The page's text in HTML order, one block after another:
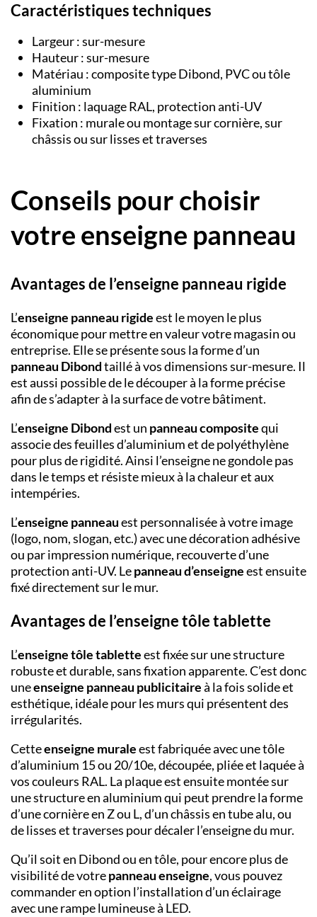
Caractéristiques techniques
Largeur : sur-mesure
Hauteur : sur-mesure
Matériau : composite type Dibond, PVC ou tôle
aluminium
Finition : laquage RAL, protection anti-UV
Fixation : murale ou montage sur cornière, sur
châssis ou sur lisses et traverses
Conseils pour choisir
votre enseigne panneau
Avantages de l’enseigne panneau rigide
L’enseigne panneau rigideest le moyen le plus
économique pour mettre en valeur votre magasin ou
entreprise. Elle se présente sous la forme d’un
panneau Dibondtaillé à vos dimensions sur-mesure. Il
est aussi possible de le découper à la forme précise
afin de s’adapter à la surface de votre bâtiment.
L’enseigne Dibondest un panneau compositequi
associe des feuilles d’aluminium et de polyéthylène
pour plus de rigidité. Ainsi l’enseigne ne gondole pas
dans le temps et résiste mieux à la chaleur et aux
intempéries.
L’enseigne panneauest personnalisée à votre image
(logo, nom, slogan, etc.) avec une décoration adhésive
ou par impression numérique, recouverte d’une
protection anti-UV. Lepanneau d’enseigneest ensuite
fixé directement sur le mur.
Avantages de l’enseigne tôle tablette
L’enseigne tôle tabletteest fixée sur une structure
robuste et durable, sans fixation apparente. C’est donc
uneenseigne panneau publicitaireà la fois solide et
esthétique, idéale pour les murs qui présentent des
irrégularités.
Cetteenseigne muraleest fabriquée avec une tôle
d’aluminium 15 ou 20/10e, découpée, pliée et laquée à
vos couleurs RAL. La plaque est ensuite montée sur
une structure en aluminium qui peut prendre la forme
d’une cornière en Z ou L, d’un châssis en tube alu, ou
de lisses et traverses pour décaler l’enseigne du mur.
Qu’il soit en Dibond ou en tôle, pour encore plus de
visibilité de votrepanneau enseigne, vous pouvez
commander en option l’installation d’un éclairage
avec une rampe lumineuse à LED.